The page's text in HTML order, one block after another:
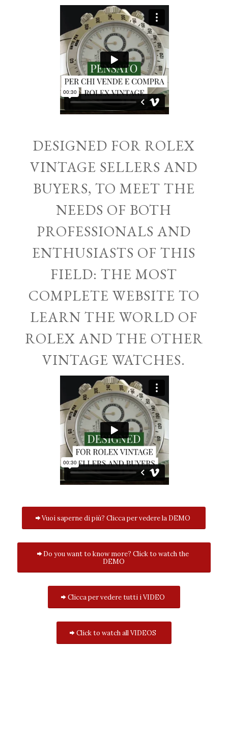
DESIGNED FOR ROLEX
VINTAGE SELLERS AND
BUYERS, TO MEET THE
NEEDS OF BOTH
PROFESSIONALS AND
ENTHUSIASTS OF THIS
FIELD: THE MOST
COMPLETE WEBSITE TO
LEARN THE WORLD OF
ROLEX AND THE OTHER
VINTAGE WATCHES.
Vuoi saperne di più? Clicca per vedere la DEMO
Do you want to know more? Click to watch the
DEMO
Clicca per vedere tutti i VIDEO
Click to watch all VIDEOS